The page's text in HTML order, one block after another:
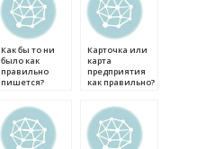
Как бы то ни
было как
правильно
пишется?
Карточка или
карта
предприятия
как правильно?